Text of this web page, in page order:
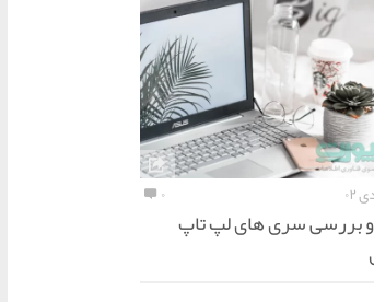
۰
بررسی سری های لپ تاپ